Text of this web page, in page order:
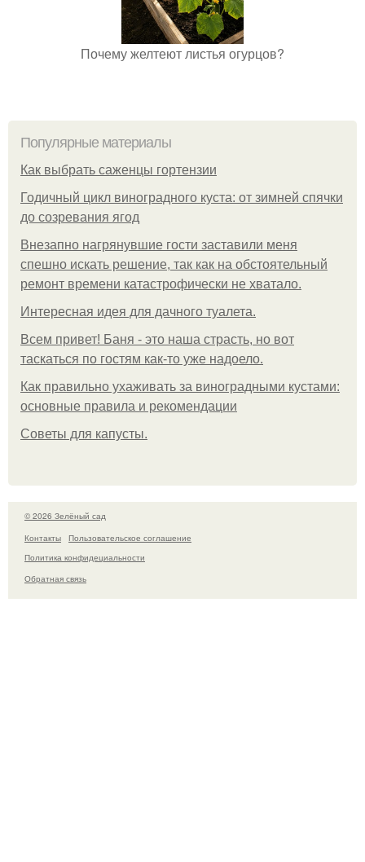
Почему желтеют листья огурцов?
Популярные материалы
Как выбрать саженцы гортензии
Годичный цикл виноградного куста: от зимней спячки
до созревания ягод
Внезапно нагрянувшие гости заставили меня
спешно искать решение, так как на обстоятельный
ремонт времени катастрофически не хватало.
Интересная идея для дачного туалета.
Всем привет! Баня - это наша страсть, но вот
таскаться по гостям как-то уже надоело.
Как правильно ухаживать за виноградными кустами:
основные правила и рекомендации
Советы для капусты.
© 2026 Зелёный сад
Контакты
Пользовательское соглашение
Политика конфидециальности
Обратная связь